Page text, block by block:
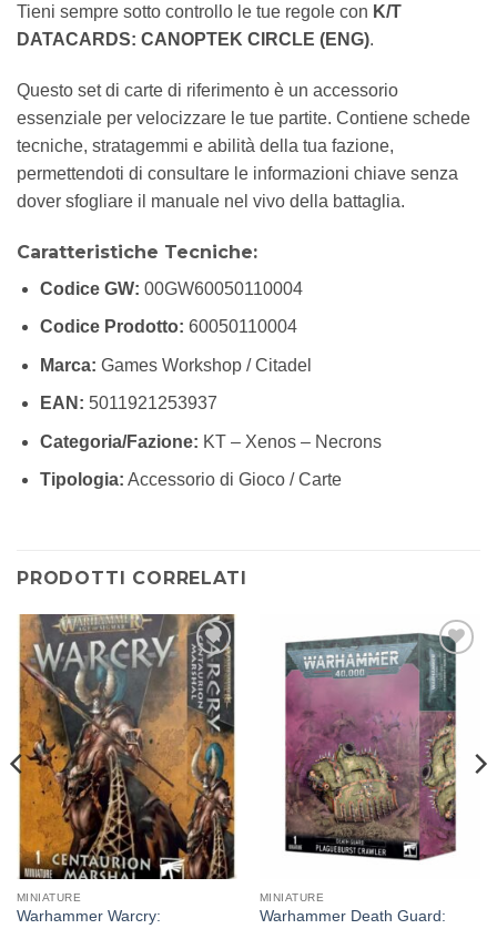
Tieni sempre sotto controllo le tue regole con K/T
DATACARDS: CANOPTEK CIRCLE (ENG).
Questo set di carte di riferimento è un accessorio
essenziale per velocizzare le tue partite. Contiene schede
tecniche, stratagemmi e abilità della tua fazione,
permettendoti di consultare le informazioni chiave senza
dover sfogliare il manuale nel vivo della battaglia.
Caratteristiche Tecniche:
Codice GW: 00GW60050110004
Codice Prodotto: 60050110004
Marca: Games Workshop / Citadel
EAN: 5011921253937
Categoria/Fazione: KT – Xenos – Necrons
Tipologia: Accessorio di Gioco / Carte
PRODOTTI CORRELATI
Aggiungi
alla lista
dei
desideri
MINIATURE
Warhammer Warcry:
Aggiungi
alla lista
dei
desideri
MINIATURE
Warhammer Death Guard: